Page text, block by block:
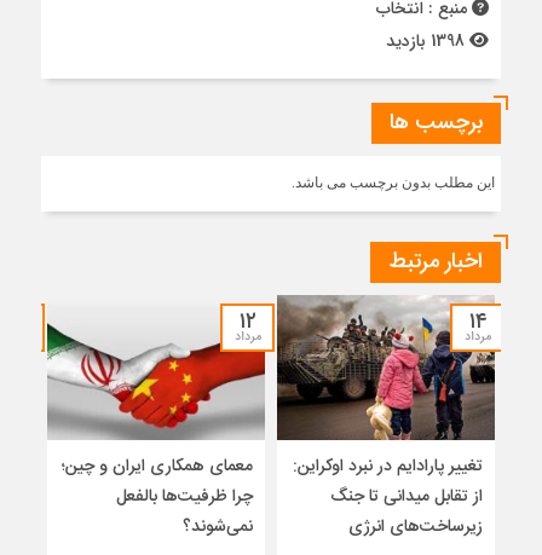
منبع : انتخاب
برچسب ها
این مطلب بدون برچسب می باشد.
اخبار مرتبط
۱۴
مرداد
تغییر پارادایم در نبرد اوکراین:
از تقابل میدانی تا جنگ
زیرساخت‌های انرژی
۱۲
مرداد
معمای همکاری ایران و چین؛
چرا ظرفیت‌ها بالفعل
نمی‌شوند؟